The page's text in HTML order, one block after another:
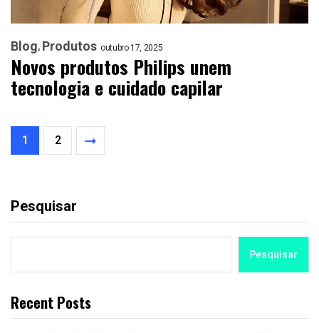
Blog Produtos outubro 17, 2025
Novos produtos Philips unem
tecnologia e cuidado capilar
1 2
Pesquisar
Pesquisar
Recent Posts